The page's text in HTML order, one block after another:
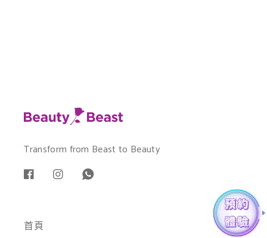
Transform from Beast to Beauty
首頁